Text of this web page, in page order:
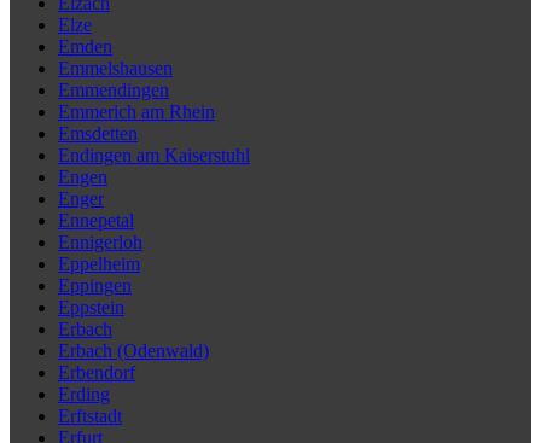
Elze
Emden
Emmelshausen
Emmendingen
Emmerich am Rhein
Emsdetten
Endingen am Kaiserstuhl
Engen
Enger
Ennepetal
Ennigerloh
Eppelheim
Eppingen
Eppstein
Erbach
Erbach (Odenwald)
Erbendorf
Erding
Erftstadt
Erfurt